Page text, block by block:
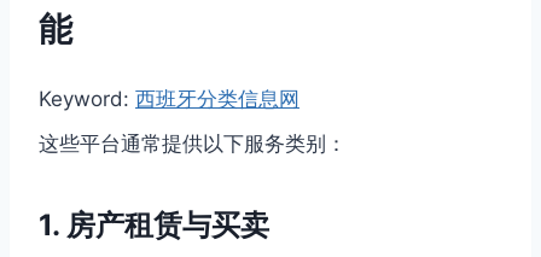
能
Keyword: 西班牙分类信息网
这些平台通常提供以下服务类别：
1. 房产租赁与买卖